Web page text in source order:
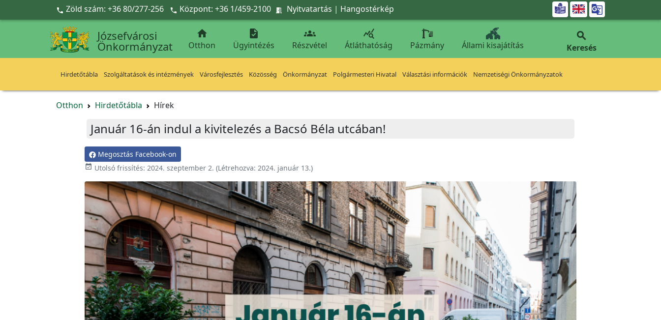
Ugrás a fő tartalomra
 Zöld szám: +36 80/277-256  Központ: +36 1/459-2100  Nyitvatartás | Hangostérkép 
Józsefvárosi
Önkormányzat

Otthon

Ügyintézés

Részvétel

Átláthatóság Pázmány Állami kisajátítás

Keresés
Hirdetőtábla Szolgáltatások és intézmények Városfejlesztés Közösség Önkormányzat Polgármesteri Hivatal Választási információk Nemzetiségi Önkormányzatok
Otthon Hirdetőtábla Hírek
Január 16-án indul a kivitelezés a Bacsó Béla utcában!
Megosztás Facebook-on
 Utolsó frissítés: 2024. szeptember 2. (Létrehozva: 2024. január 13.)